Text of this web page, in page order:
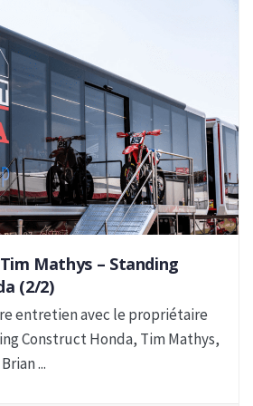
Mathys – Standing
(2/2)
entretien avec le propriétaire
Construct Honda, Tim Mathys,
...